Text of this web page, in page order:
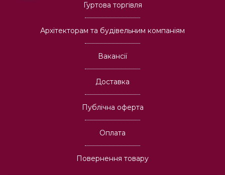
Гуртова торгівля
Архітекторам та будівельним компаніям
Вакансії
Доставка
Публічна оферта
Оплата
Повернення товару